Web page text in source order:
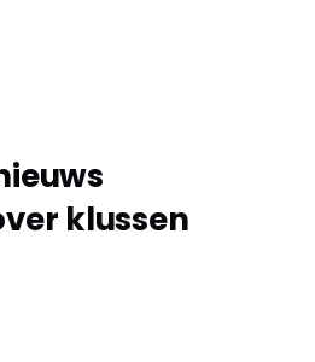
klussen